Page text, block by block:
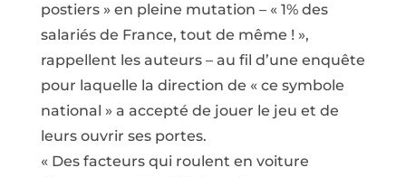
postiers » en pleine mutation – « 1% des
salariés de France, tout de même ! »,
rappellent les auteurs – au fil d’une enquête
pour laquelle la direction de « ce symbole
national » a accepté de jouer le jeu et de
leurs ouvrir ses portes.
« Des facteurs qui roulent en voiture